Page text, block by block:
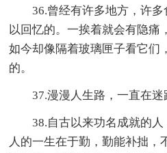
36.曾经有许多地方，许多
以回忆的。一挨着就会有隐痛
如今却像隔着玻璃匣子看它们
的。
37.漫漫人生路，一直在迷
38.自古以来功名成就的人
人的一生在于勤，勤能补拙，